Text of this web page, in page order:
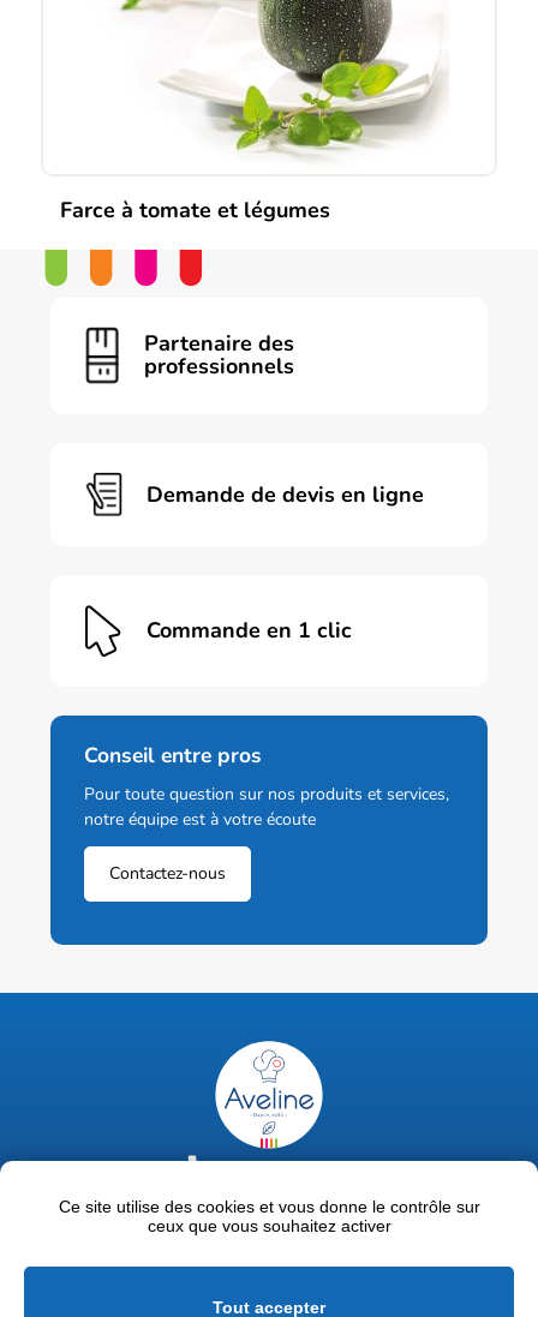
Farce à tomate et légumes
a
variations.
options
Partenaire des
professionnels
Demande de devis en ligne
Commande en 1 clic
Conseil entre pros
Pour toute question sur nos produits et services,
notre équipe est à votre écoute
Contactez-nous
02 47 63 18 92
contact@avelinepro.fr
Ce site utilise des cookies et vous donne le contrôle sur
ceux que vous souhaitez activer
Tout accepter